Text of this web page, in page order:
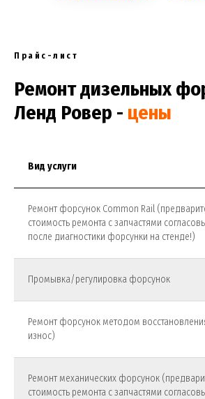
Прайс-лист
Ремонт дизельных
Ленд Ровер - цены
Вид услуги
Ремонт форсунок Common Rail
стоимость ремонта с запчастями
поcле диагностики форсунки на стенде!)
Промывка/регулировка форсунок
Ремонт форсунок методом
износ)
Ремонт механических форсунок
стоимость ремонта с запчастями